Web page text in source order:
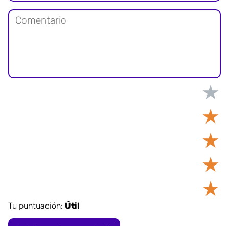
★
★
★
★
★
Tu puntuación: Útil